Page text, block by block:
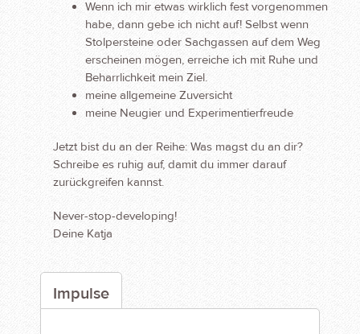
Wenn ich mir etwas wirklich fest vorgenommen
habe, dann gebe ich nicht auf! Selbst wenn
Stolpersteine oder Sachgassen auf dem Weg
erscheinen mögen, erreiche ich mit Ruhe und
Beharrlichkeit mein Ziel.
meine allgemeine Zuversicht
meine Neugier und Experimentierfreude
Jetzt bist du an der Reihe: Was magst du an dir?
Schreibe es ruhig auf, damit du immer darauf
zurückgreifen kannst.
Never-stop-developing!
Deine Katja
Impulse